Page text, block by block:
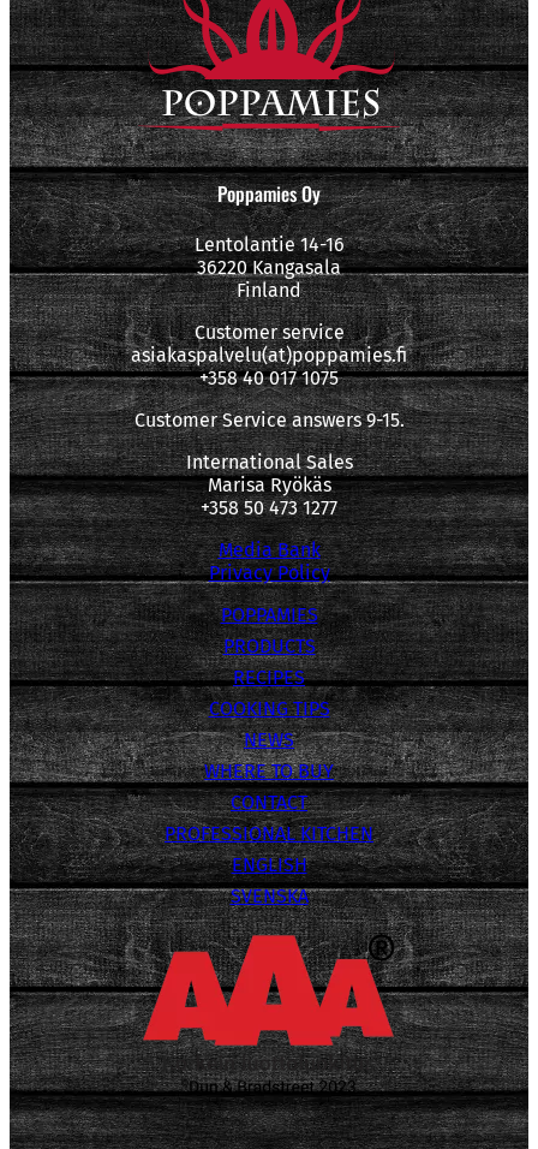
Poppamies Oy
Lentolantie 14-16
36220 Kangasala
Finland
Customer service
asiakaspalvelu(at)poppamies.fi
+358 40 017 1075
Customer Service answers 9-15.
International Sales
Marisa Ryökäs
+358 50 473 1277
Media Bank
Privacy Policy
POPPAMIES
PRODUCTS
RECIPES
COOKING TIPS
NEWS
WHERE TO BUY
CONTACT
PROFESSIONAL KITCHEN
ENGLISH
SVENSKA